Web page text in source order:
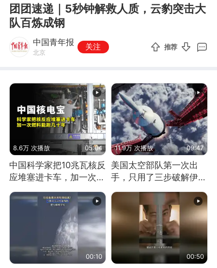
团团速递｜5秒钟解救人质，云豹突击大
队百炼成钢
中国青年报
北京
关注 推荐
8.6万 次播放 05:04
中国科学家把10兆瓦核反
应堆塞进卡车，加一次燃
料能跑几十年
11.9万 次播放 09:47
美国太空部队第一次出
手，只用了三步破解伊朗
防空
00:10 00:50